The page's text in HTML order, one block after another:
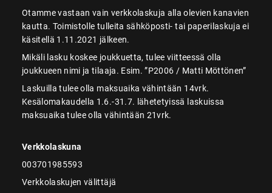
Otamme vastaan vain verkkolaskuja alla olevien kanavien
kautta. Toimistolle tulleita sähköposti- tai paperilaskuja ei
käsitellä 1.11.2021 jälkeen.
Mikäli lasku koskee joukkuetta, tulee viitteessä olla
joukkueen nimi ja tilaaja. Esim. ”P2006 / Matti Möttönen”
Laskuilla tulee olla maksuaika vähintään 14vrk.
Kesälomakaudella 1.6.-31.7. lähetetyissä laskuissa
maksuaika tulee olla vähintään 21vrk.
Verkkolaskuna
003701985593
Verkkolaskujen välittäjä